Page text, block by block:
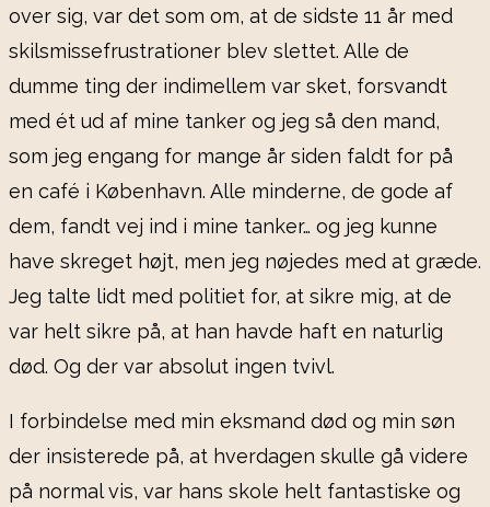
over sig, var det som om, at de sidste 11 år med
skilsmissefrustrationer blev slettet. Alle de
dumme ting der indimellem var sket, forsvandt
med ét ud af mine tanker og jeg så den mand,
som jeg engang for mange år siden faldt for på
en café i København. Alle minderne, de gode af
dem, fandt vej ind i mine tanker… og jeg kunne
have skreget højt, men jeg nøjedes med at græde.
Jeg talte lidt med politiet for, at sikre mig, at de
var helt sikre på, at han havde haft en naturlig
død. Og der var absolut ingen tvivl.
I forbindelse med min eksmand død og min søn
der insisterede på, at hverdagen skulle gå videre
på normal vis, var hans skole helt fantastiske og